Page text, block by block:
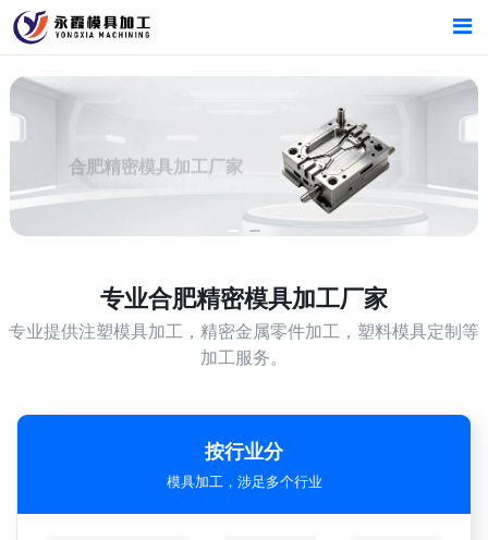
首页
产品中心
新闻中心
首页
产品中心
新闻中心
专业的生产设备，精湛的技术工艺
专业合肥精密模具加工厂家
专业提供注塑模具加工，精密金属零件加工，塑料模具定制等
加工服务。
按行业分
模具加工，涉足多个行业